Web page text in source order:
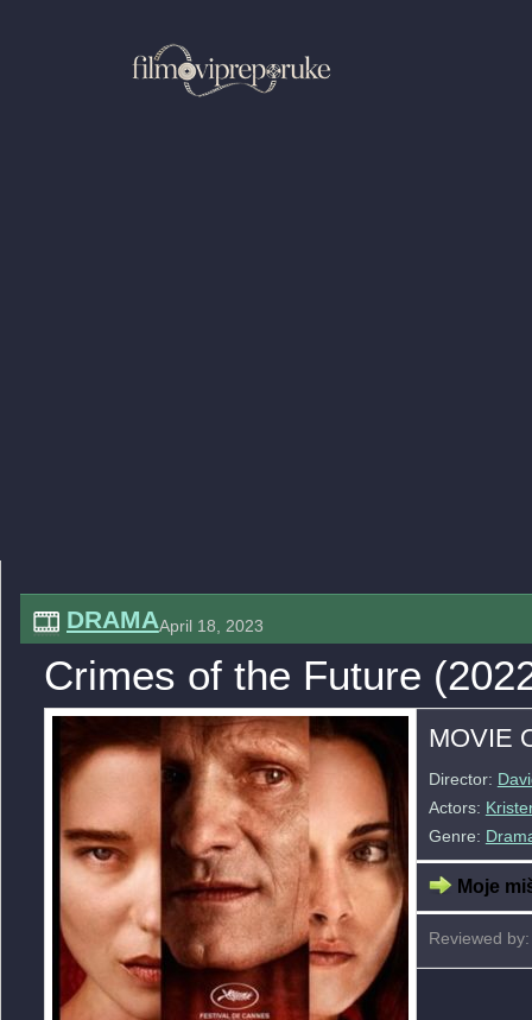
DRAMAApril 18, 2023
Crimes of the Future
MOVIE
Director:
Actors:
Genre:
Moje
Reviewed